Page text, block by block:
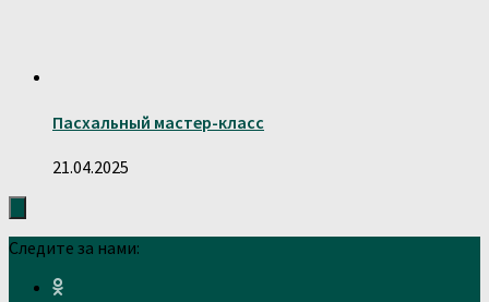
Пасхальный мастер-класс
21.04.2025
Следите за нами: